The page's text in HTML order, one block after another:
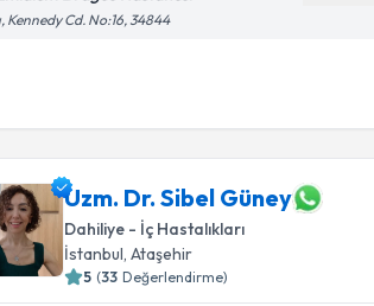
Kennedy Cd. No:16, 34844
Uzm. Dr. Sibel Güney
Dahiliye - İç Hastalıkları
İstanbul , Ataşehir
5 (33 Değerlendirme)